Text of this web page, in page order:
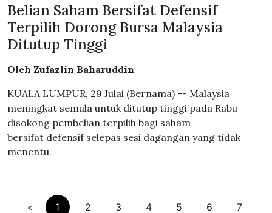
Belian Saham Bersifat Defensif
Terpilih Dorong Bursa Malaysia
Ditutup Tinggi
Oleh Zufazlin Baharuddin
KUALA LUMPUR, 29 Julai (Bernama) -- Malaysia
meningkat semula untuk ditutup tinggi pada Rabu
disokong pembelian terpilih bagi saham
bersifat defensif selepas sesi dagangan yang tidak
menentu.
< 1 2 3 4 5 6 7